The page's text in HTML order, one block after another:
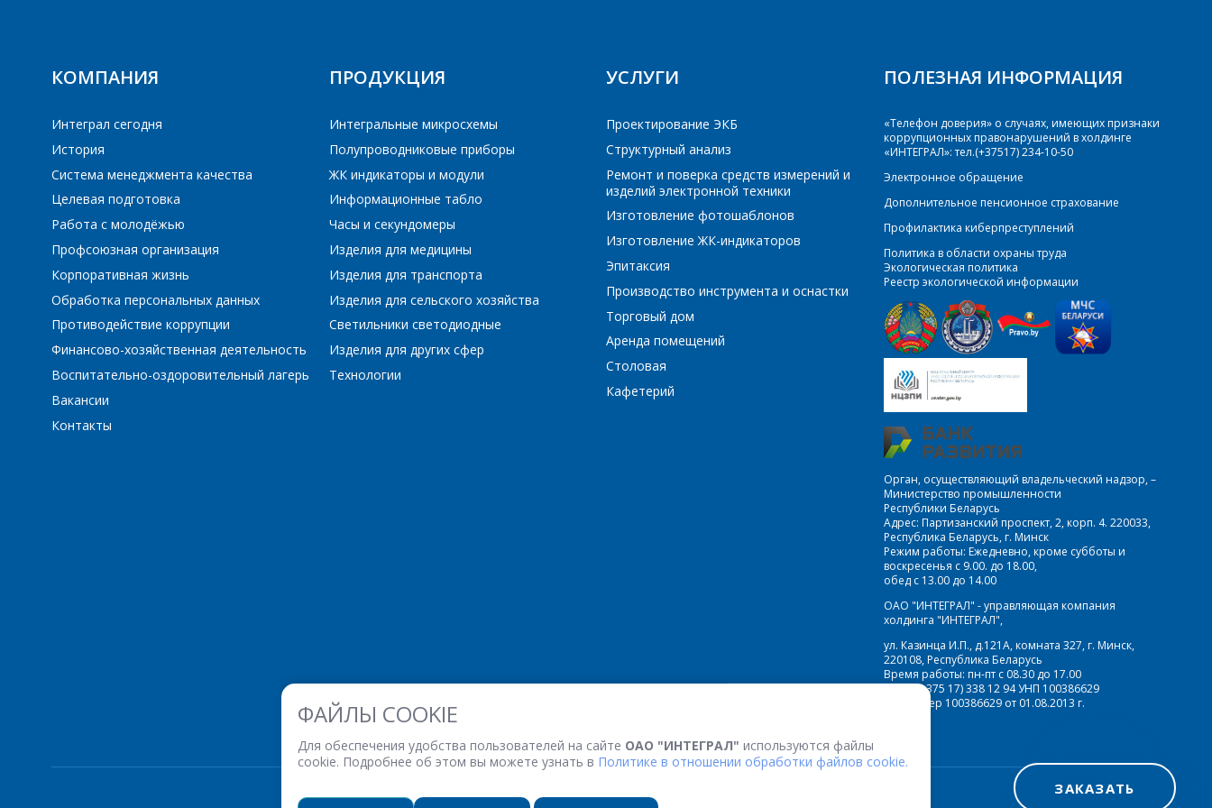
ФАЙЛЫ COOKIE
Для обеспечения удобства пользователей на сайте ОАО "ИНТЕГРАЛ" используются файлы
cookie. Подробнее об этом вы можете узнать в Политике в отношении обработки файлов cookie.
ПЕРЕЙТИ В КОРЗИНУ ПРОДОЛЖИТЬ ПОКУПКИ
КОМПАНИЯ
Интеграл сегодня
История
Система менеджмента качества
Целевая подготовка
Работа с молодёжью
Профсоюзная организация
Корпоративная жизнь
Обработка персональных данных
Противодействие коррупции
Финансово-хозяйственная деятельность
Воспитательно-оздоровительный лагерь
Вакансии
Контакты
ПРОДУКЦИЯ
Интегральные микросхемы
Полупроводниковые приборы
ЖК индикаторы и модули
Информационные табло
Часы и секундомеры
Изделия для медицины
Изделия для транспорта
Изделия для сельского хозяйства
Светильники светодиодные
Изделия для других сфер
Технологии
УСЛУГИ
Проектирование ЭКБ
Структурный анализ
Ремонт и поверка средств измерений и
изделий электронной техники
Изготовление фотошаблонов
Изготовление ЖК-индикаторов
Эпитаксия
Производство инструмента и оснастки
Торговый дом
Аренда помещений
Столовая
Кафетерий
ПОЛЕЗНАЯ ИНФОРМАЦИЯ
«Телефон доверия» о случаях, имеющих признаки
коррупционных правонарушений в холдинге
«ИНТЕГРАЛ»: тел.(+37517) 234-10-50
Электронное обращение
Дополнительное пенсионное страхование
Профилактика киберпреступлений
Политика в области охраны труда
Экологическая политика
Реестр экологической информации
Орган, осуществляющий владельческий надзор, –
Министерство промышленности
Республики Беларусь
Адрес: Партизанский проспект, 2, корп. 4. 220033,
Республика Беларусь, г. Минск
Режим работы: Ежедневно, кроме субботы и
воскресенья с 9.00. до 18.00,
обед с 13.00 до 14.00
ОАО "ИНТЕГРАЛ" - управляющая компания
холдинга "ИНТЕГРАЛ",
ул. Казинца И.П., д.121А, комната 327, г. Минск,
220108, Республика Беларусь
Время работы: пн-пт с 08.30 до 17.00
Факс: (+375 17) 338 12 94 УНП 100386629
Рег. номер 100386629 от 01.08.2013 г.
ЗАКАЗАТЬ
Комментарий
Я согласен на обработку персональных данных*
* - обязательные поля